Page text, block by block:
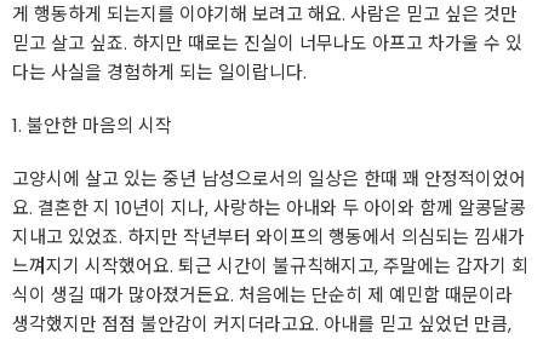
게 행동하게 되는지를 이야기해 보려고 해요. 사람은 믿고 싶은 것만
믿고 살고 싶죠. 하지만 때로는 진실이 너무나도 아프고 차가울 수 있
다는 사실을 경험하게 되는 일이랍니다.
1. 불안한 마음의 시작
고양시에 살고 있는 중년 남성으로서의 일상은 한때 꽤 안정적이었어
요. 결혼한 지 10년이 지나, 사랑하는 아내와 두 아이와 함께 알콩달콩
지내고 있었죠. 하지만 작년부터 와이프의 행동에서 의심되는 낌새가
느껴지기 시작했어요. 퇴근 시간이 불규칙해지고, 주말에는 갑자기 회
식이 생길 때가 많아졌거든요. 처음에는 단순히 제 예민함 때문이라
생각했지만 점점 불안감이 커지더라고요. 아내를 믿고 싶었던 만큼,